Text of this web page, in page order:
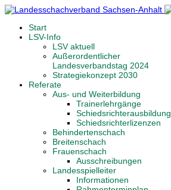
Start
LSV-Info
LSV aktuell
Außerordentlicher
Landesverbandstag 2024
Strategiekonzept 2030
Referate
Aus- und Weiterbildung
Trainerlehrgänge
Schiedsrichterausbildung
Schiedsrichterlizenzen
Behindertenschach
Breitenschach
Frauenschach
Ausschreibungen
Landesspielleiter
Informationen